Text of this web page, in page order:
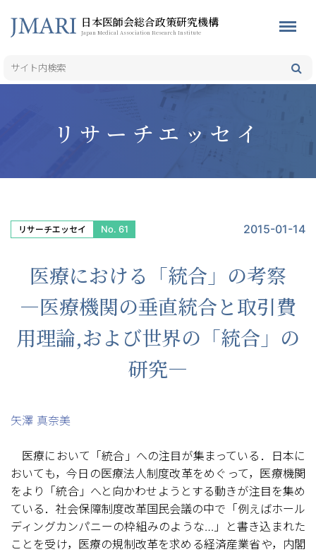
日本医師会総合政策研究機構
Japan Medical Association Research Institute
リサーチエッセイ
リサーチエッセイ No. 61 2015-01-14
医療における「統合」の考察
—医療機関の垂直統合と取引費
用理論,および世界の「統合」の
研究—
矢澤 真奈美
医療において「統合」への注目が集まっている．日本に
おいても，今日の医療法人制度改革をめぐって，医療機関
をより「統合」へと向かわせようとする動きが注目を集め
ている．社会保障制度改革国民会議の中で「例えばホール
ディングカンパニーの枠組みのような…」と書き込まれた
ことを受け，医療の規制改革を求める経済産業省や，内閣